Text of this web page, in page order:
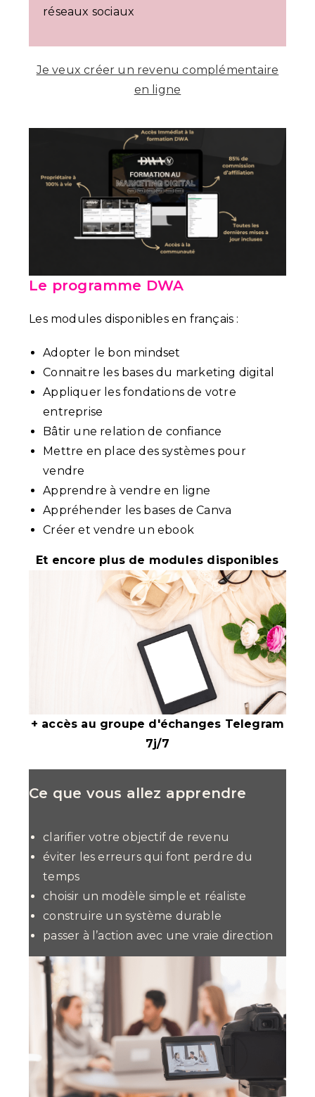
réseaux sociaux
Je veux créer un revenu complémentaire
en ligne
Le programme DWA
Les modules disponibles en français :
Adopter le bon mindset
Connaitre les bases du marketing digital
Appliquer les fondations de votre
entreprise
Bâtir une relation de confiance
Mettre en place des systèmes pour
vendre
Apprendre à vendre en ligne
Appréhender les bases de Canva
Créer et vendre un ebook
Et encore plus de modules disponibles
+ accès au groupe d'échanges Telegram
7j/7
Ce que vous allez apprendre
clarifier votre objectif de revenu
éviter les erreurs qui font perdre du
temps
choisir un modèle simple et réaliste
construire un système durable
passer à l’action avec une vraie direction